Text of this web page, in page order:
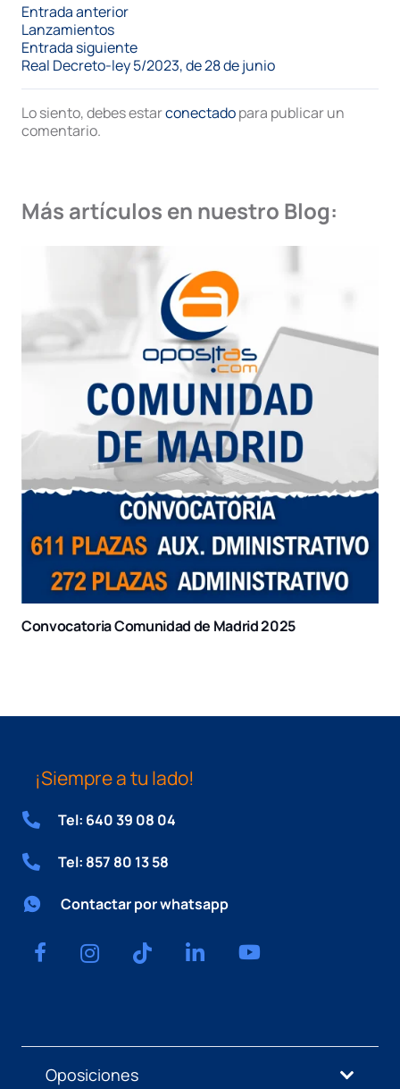
Entrada anterior
Lanzamientos
Entrada siguiente
Real Decreto-ley 5/2023, de 28 de junio
Lo siento, debes estarconectadopara publicar un
comentario.
Más artículos en nuestro Blog:
Convocatoria Comunidad de Madrid 2025
¡Siempre a tu lado!
Tel: 640 39 08 04
Tel: 857 80 13 58
Contactar por whatsapp
Oposiciones